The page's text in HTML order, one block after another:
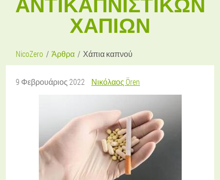
ΧΑΠΙΏΝ
NicoZero Άρθρα Χάπια καπνού
9 Φεβρουάριος 2022 Νικόλαος Ören